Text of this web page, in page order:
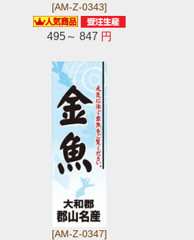
[AM-Z-0343]
495～ 847 円
[AM-Z-0347]